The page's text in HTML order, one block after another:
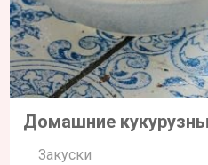
Домашние
Закуски